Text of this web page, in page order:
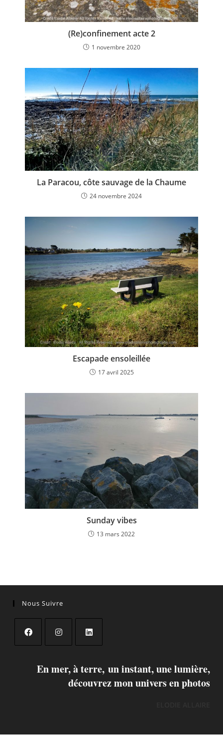
(Re)confinement acte 2
1 novembre 2020
La Paracou, côte sauvage de la Chaume
24 novembre 2024
Escapade ensoleillée
17 avril 2025
Sunday vibes
13 mars 2022
Nous Suivre
En mer, à terre, un instant, une lumière,
découvrez mon univers en photos